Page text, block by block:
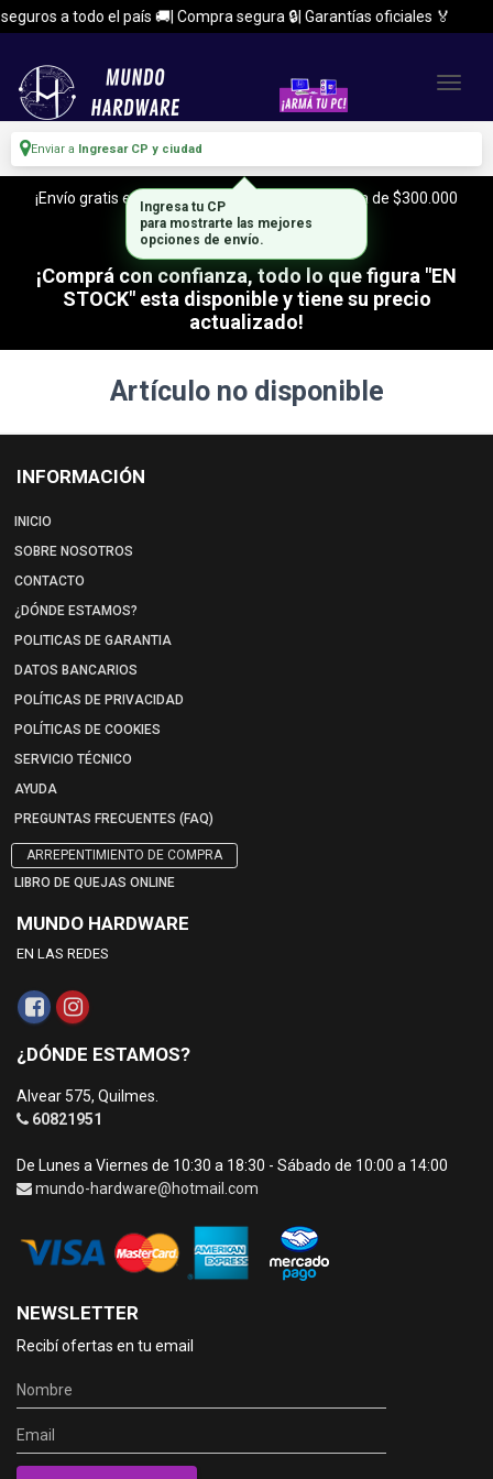
a todo el país 🚚| Compra segura 🔒| Garantías oficiales 🏅
Enviar a Ingresar CP y ciudad
¡Envío gratis en CABA y Zona Sur, con tu compra de $300.000
o mas!
¡Comprá con confianza, todo lo que figura "EN
STOCK" esta disponible y tiene su precio
actualizado!
Artículo no disponible
INFORMACIÓN
INICIO
SOBRE NOSOTROS
CONTACTO
¿DÓNDE ESTAMOS?
POLITICAS DE GARANTIA
DATOS BANCARIOS
POLÍTICAS DE PRIVACIDAD
POLÍTICAS DE COOKIES
SERVICIO TÉCNICO
AYUDA
PREGUNTAS FRECUENTES (FAQ)
ARREPENTIMIENTO DE COMPRA
LIBRO DE QUEJAS ONLINE
MUNDO HARDWARE
EN LAS REDES
¿DÓNDE ESTAMOS?
Alvear 575, Quilmes.
60821951
De Lunes a Viernes de 10:30 a 18:30 - Sábado de 10:00 a 14:00
mundo-hardware@hotmail.com
NEWSLETTER
Recibí ofertas en tu email
Ingresa tu CP
para mostrarte las mejores
opciones de envío.